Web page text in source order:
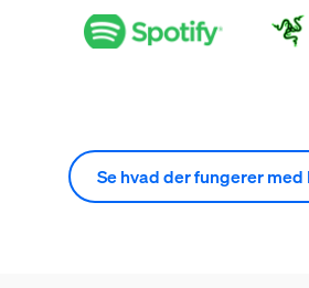
Se hvad der fungerer med